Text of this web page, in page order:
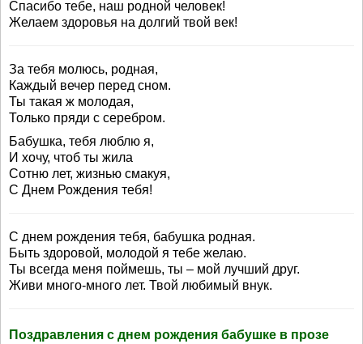
Спасибо тебе, наш родной человек!
Желаем здоровья на долгий твой век!
За тебя молюсь, родная,
Каждый вечер перед сном.
Ты такая ж молодая,
Только пряди с серебром.
Бабушка, тебя люблю я,
И хочу, чтоб ты жила
Сотню лет, жизнью смакуя,
С Днем Рождения тебя!
С днем рождения тебя, бабушка родная.
Быть здоровой, молодой я тебе желаю.
Ты всегда меня поймешь, ты – мой лучший друг.
Живи много-много лет. Твой любимый внук.
Поздравления с днем рождения бабушке в прозе